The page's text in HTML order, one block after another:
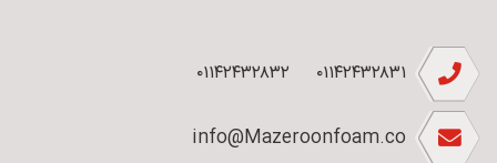
۰۱۱۴۲۴۳۲۸۳۱ ۰۱۱۴۲۴۳۲۸۳۲
info@Mazeroonfoam.co